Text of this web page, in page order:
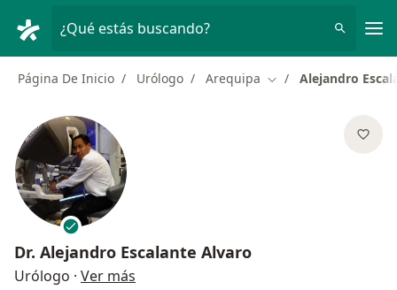
¿Qué estás buscando?
Página De Inicio Urólogo Arequipa Cambiar de ciudad
Alejandro
Dr. Alejandro Escalante Alvaro
Urólogo · Ver más